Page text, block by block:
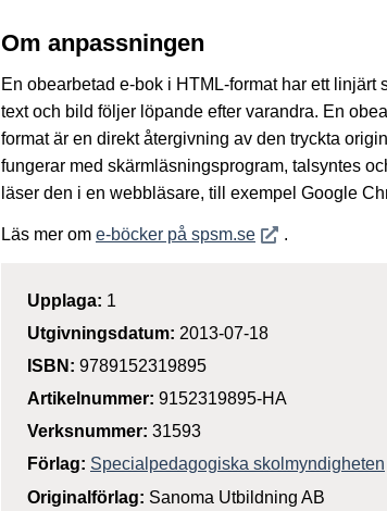
Om anpassningen
En obearbetad e-bok i HTML-format har ett linjärt
text och bild följer löpande efter varandra. En
format är en direkt återgivning av den tryckta
fungerar med skärmläsningsprogram, talsyntes
läser den i en webbläsare, till exempel Google
Läs mer om e-böcker på spsm.seÖppnas i nytt
.
Upplaga: 1
Utgivningsdatum: 2013-07-18
ISBN: 9789152319895
Artikelnummer: 9152319895-HA
Verksnummer: 31593
Förlag: Specialpedagogiska skolmyndigheten
Originalförlag: Sanoma Utbildning AB